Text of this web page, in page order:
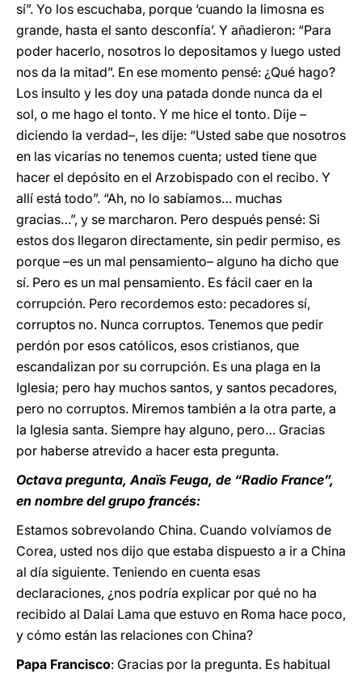
sí”. Yo los escuchaba, porque ‘cuando la limosna es
grande, hasta el santo desconfía’. Y añadieron: “Para
poder hacerlo, nosotros lo depositamos y luego usted
nos da la mitad”. En ese momento pensé: ¿Qué hago?
Los insulto y les doy una patada donde nunca da el
sol, o me hago el tonto. Y me hice el tonto. Dije –
diciendo la verdad–, les dije: “Usted sabe que nosotros
en las vicarías no tenemos cuenta; usted tiene que
hacer el depósito en el Arzobispado con el recibo. Y
allí está todo”. “Ah, no lo sabíamos… muchas
gracias…”, y se marcharon. Pero después pensé: Si
estos dos llegaron directamente, sin pedir permiso, es
porque –es un mal pensamiento– alguno ha dicho que
sí. Pero es un mal pensamiento. Es fácil caer en la
corrupción. Pero recordemos esto: pecadores sí,
corruptos no. Nunca corruptos. Tenemos que pedir
perdón por esos católicos, esos cristianos, que
escandalizan por su corrupción. Es una plaga en la
Iglesia; pero hay muchos santos, y santos pecadores,
pero no corruptos. Miremos también a la otra parte, a
la Iglesia santa. Siempre hay alguno, pero… Gracias
por haberse atrevido a hacer esta pregunta.
Octava pregunta, Anaïs Feuga, de “Radio France”,
en nombre del grupo francés:
Estamos sobrevolando China. Cuando volvíamos de
Corea, usted nos dijo que estaba dispuesto a ir a China
al día siguiente. Teniendo en cuenta esas
declaraciones, ¿nos podría explicar por qué no ha
recibido al Dalai Lama que estuvo en Roma hace poco,
y cómo están las relaciones con China?
Papa Francisco: Gracias por la pregunta. Es habitual